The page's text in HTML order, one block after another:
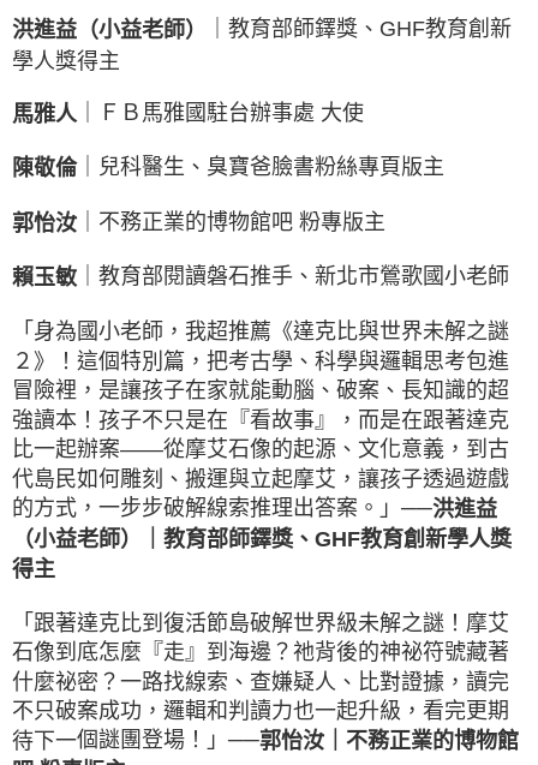
洪進益（小益老師）
｜教育部師鐸獎、GHF教育創新
學人獎得主
馬雅人 ｜ＦＢ馬雅國駐台辦事處 大使
陳敬倫｜兒科醫生、臭寶爸臉書粉絲專頁版主
郭怡汝 ｜不務正業的博物館吧 粉專版主
賴玉敏 ｜教育部閱讀磐石推手、新北市鶯歌國小老師
「身為國小老師，我超推薦《達克比與世界未解之謎
２》！這個特別篇，把考古學、科學與邏輯思考包進
冒 險裡，是讓孩子在家就能動腦、破案、長知識的超
強讀本！ 孩子不只是在『看故事』，而是在跟著達克
比一起辦案——從摩艾石像的起源、文化意義，到古
代島民如何雕刻、搬運與立起摩艾，讓孩子透過遊戲
的方式，一步步破解線索推理出答案。」──洪進益
（小益老師）｜ 教育部師鐸獎、GHF教育創新學人獎
得主
「跟著達克比到復活節島破解世界級未解之謎！摩艾
石像到底怎麼『走』到海邊？祂背後的神祕符號藏著
什麼祕密？一路找線索、查嫌疑人、比對證據，讀完
不只破案成功，邏輯和判讀力也一起升級，看完更期
待下一個謎團登場！」──郭怡汝｜不務正業的博物館